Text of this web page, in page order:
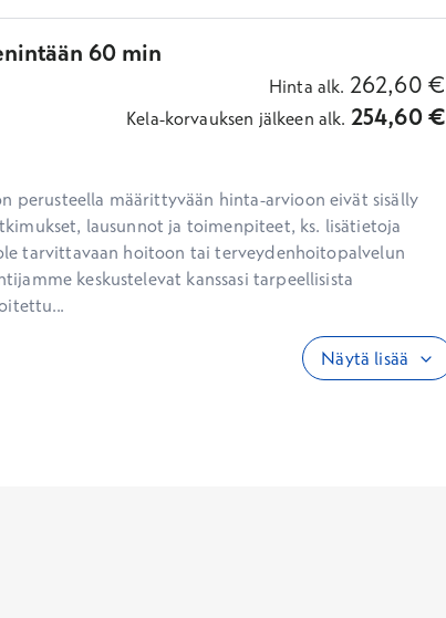
60 min
Hinta alk. 262,60 €
Kela-korvauksen jälkeen alk. 254,60€
perusteella määrittyvään hinta-arvioon eivät sisälly
lausunnot ja toimenpiteet, ks. lisätietoja
tarvittavaan hoitoon tai terveydenhoitopalvelun
keskustelevat kanssasi tarpeellisista
Näytä lisää